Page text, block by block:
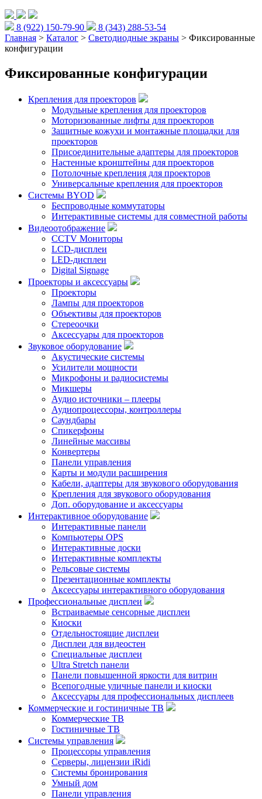
8 (922) 150-79-90
8 (343) 288-53-54
Главная > Каталог > Светодиодные экраны > Фиксированные
конфигурации
Фиксированные конфигурации
Крепления для проекторов
Модульные крепления для проекторов
Моторизованные лифты для проекторов
Защитные кожухи и монтажные площадки для
проекторов
Присоединительные адаптеры для проекторов
Настенные кронштейны для проекторов
Потолочные крепления для проекторов
Универсальные крепления для проекторов
Системы BYOD
Беспроводные коммутаторы
Интерактивные системы для совместной работы
Видеоотображение
CCTV Мониторы
LCD-дисплеи
LED-дисплеи
Digital Signage
Проекторы и аксессуары
Проекторы
Лампы для проекторов
Объективы для проекторов
Стереоочки
Аксессуары для проекторов
Звуковое оборудование
Акустические системы
Усилители мощности
Микрофоны и радиосистемы
Микшеры
Аудио источники – плееры
Аудиопроцессоры, контроллеры
Саундбары
Спикерфоны
Линейные массивы
Конвертеры
Панели управления
Карты и модули расширения
Кабели, адаптеры для звукового оборудования
Крепления для звукового оборудования
Доп. оборудование и аксессуары
Интерактивное оборудование
Интерактивные панели
Компьютеры OPS
Интерактивные доски
Интерактивные комплекты
Рельсовые системы
Презентационные комплекты
Аксессуары интерактивного оборудования
Профессиональные дисплеи
Встраиваемые сенсорные дисплеи
Киоски
Отдельностоящие дисплеи
Дисплеи для видеостен
Специальные дисплеи
Ultra Stretch панели
Панели повышенной яркости для витрин
Всепогодные уличные панели и киоски
Аксессуары для профессиональных дисплеев
Коммерческие и гостиничные ТВ
Коммерческие ТВ
Гостиничные ТВ
Системы управления
Процессоры управления
Серверы, лицензии iRidi
Системы бронирования
Умный дом
Панели управления